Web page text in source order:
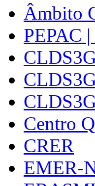
Âmbito
PEPAC
Centro
CRER
EMER-